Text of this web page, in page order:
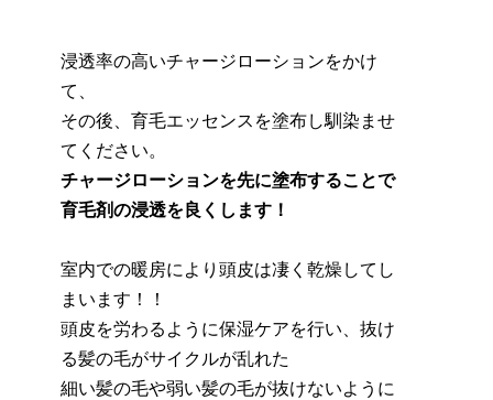
浸透率の高いチャージローションをかけ
て、
その後、育毛エッセンスを塗布し馴染ませ
てください。
チャージローションを先に塗布することで
育毛剤の浸透を良くします！
室内での暖房により頭皮は凄く乾燥してし
まいます！！
頭皮を労わるように保湿ケアを行い、抜け
る髪の毛がサイクルが乱れた
細い髪の毛や弱い髪の毛が抜けないように